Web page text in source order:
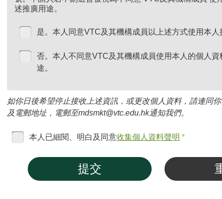
述推廣用途。
是。本人同意VTC及其機構成員以上述方式使用本
否。本人不同意VTC及其機構成員使用本人的個人
途。
如你日後希望停止接收上述資訊，或更改個人資料，請連同
及電郵地址，電郵至mdsmkt@vtc.edu.hk通知我們。
本人已細閱、明白及同意收集個人資料聲明 *
提交